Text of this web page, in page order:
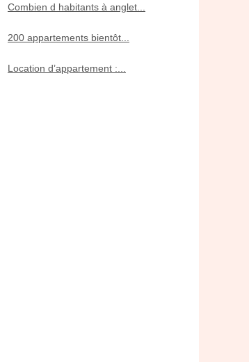
Combien d habitants à anglet...
200 appartements bientôt...
Location d’appartement :...